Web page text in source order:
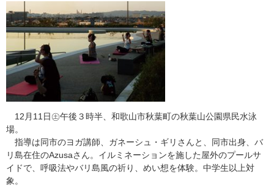
12月11日㊏午後３時半、和歌山市秋葉町の秋葉山公園県民水泳
場。
指導は同市のヨガ講師、ガネーシュ・ギリさんと、同市出身、バ
リ島在住のAzusaさん。イルミネーションを施した屋外のプールサ
イドで、呼吸法やバリ島風の祈り、めい想を体験。中学生以上対
象。